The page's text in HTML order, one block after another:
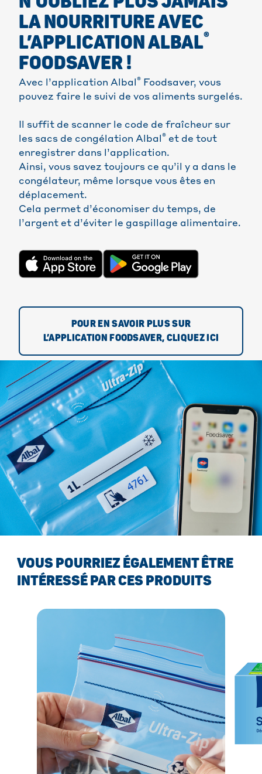
LA NOURRITURE AVEC
L’APPLICATION ALBAL®
FOODSAVER !
Avec l’application Albal® Foodsaver, vous
pouvez faire le suivi de vos aliments surgelés.
Il suffit de scanner le code de fraîcheur sur
les sacs de congélation Albal® et de tout
enregistrer dans l’application.
Ainsi, vous savez toujours ce qu’il y a dans le
congélateur, même lorsque vous êtes en
déplacement.
Cela permet d’économiser du temps, de
l’argent et d’éviter le gaspillage alimentaire.
POUR EN SAVOIR PLUS SUR
L’APPLICATION FOODSAVER, CLIQUEZ ICI
VOUS POURRIEZ ÉGALEMENT ÊTRE
INTÉRESSÉ PAR CES PRODUITS